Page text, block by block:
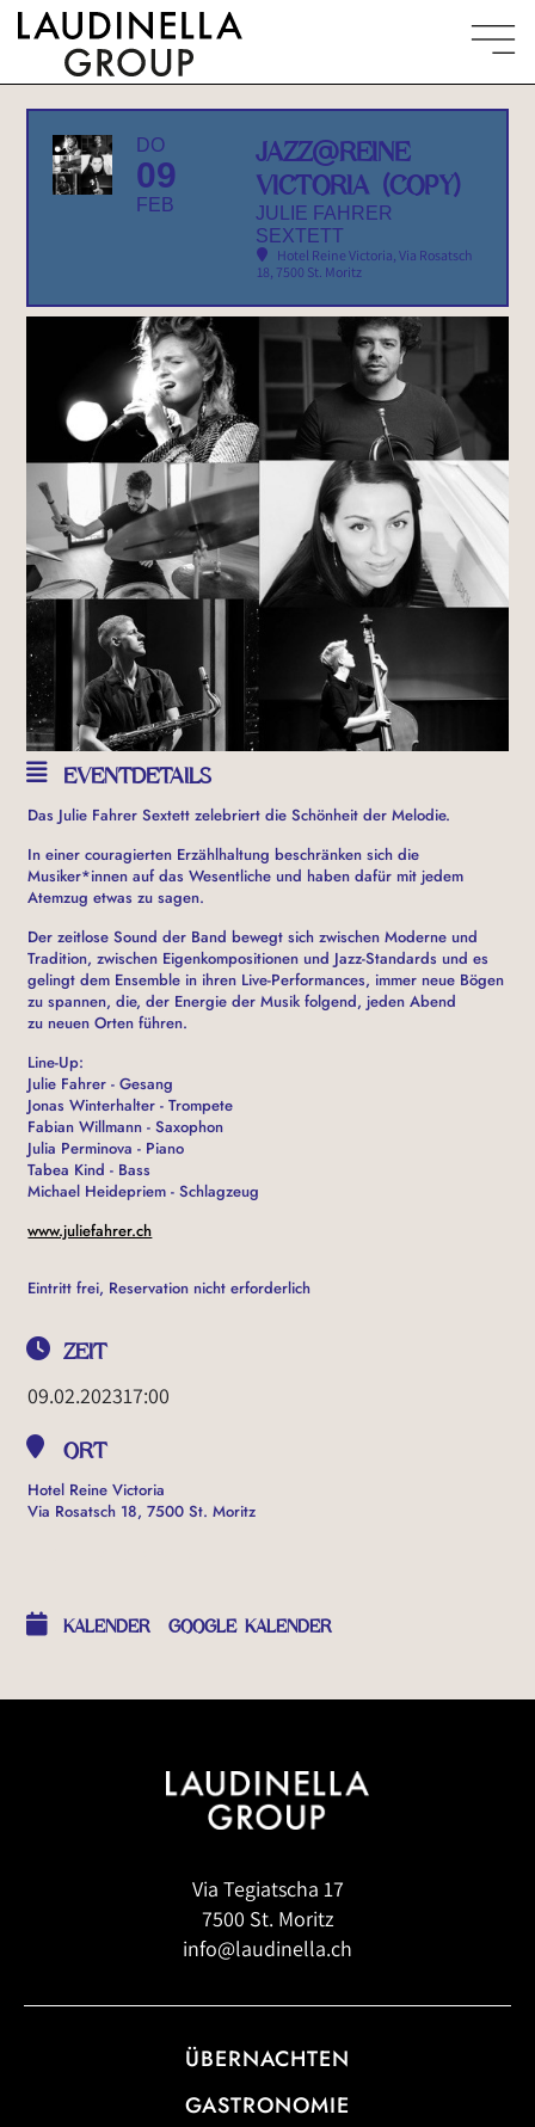
DO
09
FEB
JAZZ@REINE
VICTORIA (COPY)
JULIE FAHRER
SEXTETT
Hotel Reine Victoria, Via Rosatsch
18, 7500 St. Moritz
EVENTDETAILS
Das Julie Fahrer Sextett zelebriert die Schönheit der Melodie.
In einer couragierten Erzählhaltung beschränken sich die
Musiker*innen auf das Wesentliche und haben dafür mit jedem
Atemzug etwas zu sagen.
Der zeitlose Sound der Band bewegt sich zwischen Moderne und
Tradition, zwischen Eigenkompositionen und Jazz-Standards und es
gelingt dem Ensemble in ihren Live-Performances, immer neue Bögen
zu spannen, die, der Energie der Musik folgend, jeden Abend
zu neuen Orten führen.
Line-Up:
Julie Fahrer - Gesang
Jonas Winterhalter - Trompete
Fabian Willmann - Saxophon
Julia Perminova - Piano
Tabea Kind - Bass
Michael Heidepriem - Schlagzeug
www.juliefahrer.ch
Eintritt frei, Reservation nicht erforderlich
ZEIT
09.02.202317:00
ORT
Hotel Reine Victoria
Via Rosatsch 18, 7500 St. Moritz
KALENDER GOOGLE KALENDER
Via Tegiatscha 17
7500 St. Moritz
info@laudinella.ch
ÜBERNACHTEN
GASTRONOMIE